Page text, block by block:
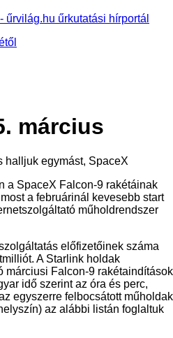
március
halljuk egymást, SpaceX
a SpaceX Falcon-9 rakétáinak
a februárinál kevesebb start
műholdrendszer
előfizetőinek száma
A Starlink holdak
márciusi Falcon-9 rakétaindítások
idő szerint az óra és perc,
egyszerre felbocsátott műholdak
az alábbi listán foglaltuk